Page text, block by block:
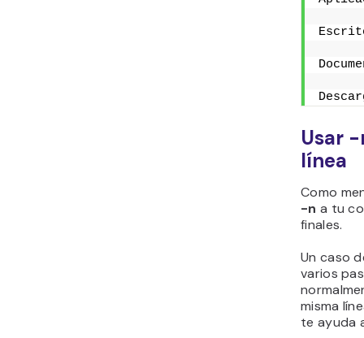
Usar
línea
Como
-n a tu
finales.
Un caso
varios
misma
te ayuda